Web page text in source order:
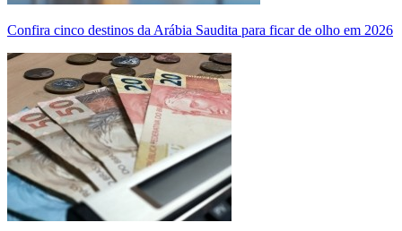
Confira cinco destinos da Arábia Saudita para ficar de olho em 2026